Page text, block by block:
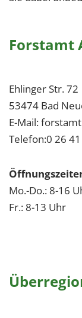
Forstamt
Ehlinger Str. 72
53474 Bad
E-Mail:
Telefon:0 26
Mo.-Do.: 8-16
Fr.: 8-13 Uhr